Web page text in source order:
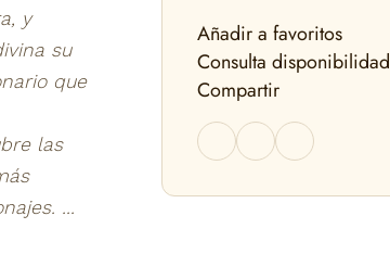
y
su
que
las
...
Añadir a favoritos
Consulta disponibilidad
Compartir